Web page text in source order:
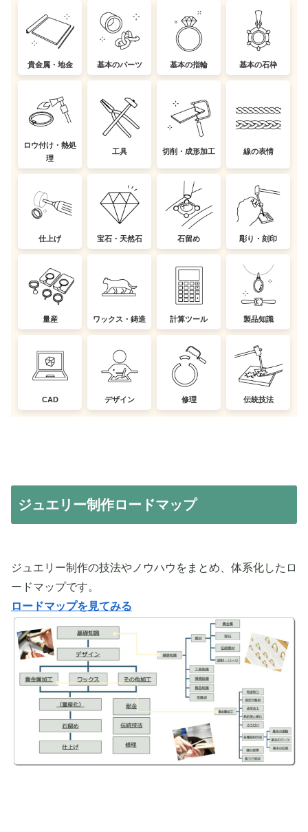
貴金属・地金 基本のパーツ 基本の指輪 基本の石枠
ロウ付け・熱処
理
工具 切削・成形加工 線の表情
仕上げ 宝石・天然石 石留め 彫り・刻印
量産 ワックス・鋳造 計算ツール 製品知識
CAD デザイン 修理 伝統技法
ジュエリー制作ロードマップ
ジュエリー制作の技法やノウハウをまとめ、体系化したロ
ードマップです。
ロードマップを見てみる